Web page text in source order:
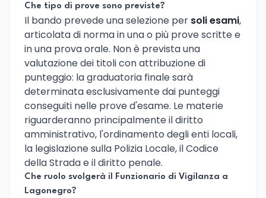
Che tipo di prove sono previste?
Il bando prevede una selezione per soli esami,
articolata di norma in una o più prove scritte e
in una prova orale. Non è prevista una
valutazione dei titoli con attribuzione di
punteggio: la graduatoria finale sarà
determinata esclusivamente dai punteggi
conseguiti nelle prove d'esame. Le materie
riguarderanno principalmente il diritto
amministrativo, l'ordinamento degli enti locali,
la legislazione sulla Polizia Locale, il Codice
della Strada e il diritto penale.
Che ruolo svolgerà il Funzionario di Vigilanza a
Lagonegro?